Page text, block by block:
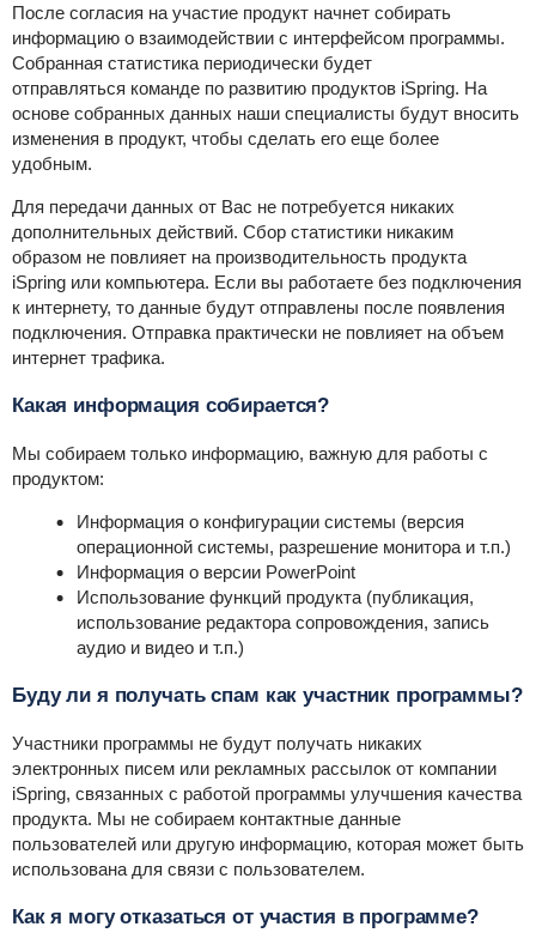
После согласия на участие продукт начнет собирать
информацию о взаимодействии с интерфейсом программы.
Собранная статистика периодически будет
отправляться команде по развитию продуктов iSpring. На
основе собранных данных наши специалисты будут вносить
изменения в продукт, чтобы сделать его еще более
удобным.
Для передачи данных от Вас не потребуется никаких
дополнительных действий. Сбор статистики никаким
образом не повлияет на производительность продукта
iSpring или компьютера. Если вы работаете без подключения
к интернету, то данные будут отправлены после появления
подключения. Отправка практически не повлияет на объем
интернет трафика.
Какая информация собирается?
Мы собираем только информацию, важную для работы с
продуктом:
Информация о конфигурации системы (версия
операционной системы, разрешение монитора и т.п.)
Информация о версии PowerPoint
Использование функций продукта (публикация,
использование редактора сопровождения, запись
аудио и видео и т.п.)
Буду ли я получать спам как участник программы?
Участники программы не будут получать никаких
электронных писем или рекламных рассылок от компании
iSpring, связанных с работой программы улучшения качества
продукта. Мы не собираем контактные данные
пользователей или другую информацию, которая может быть
использована для связи с пользователем.
Как я могу отказаться от участия в программе?